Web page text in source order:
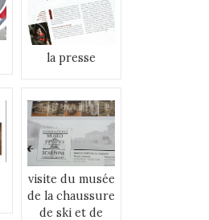
la presse
visite du musée
de la chaussure
de ski et de